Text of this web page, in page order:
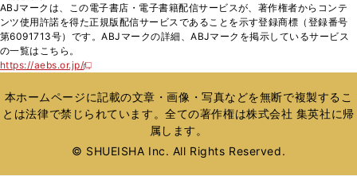
く
ド
ウ
で
ィ
ン
ド
開
く
ABJマークは、この電子書店・電子書籍配信サービスが、著作権者からコンテ
ンツ使用許諾を得た正規版配信サービスであることを示す登録商標（登録番号
第6091713号）です。ABJマークの詳細、ABJマークを掲示しているサービス
の一覧はこちら。
https://aebs.or.jp/
新
い
ウ
ィ
ウ
本ホームページに記載の文章・画像・写真などを無断で複製するこ
とは法律で禁じられています。全ての著作権は株式会社 集英社に帰
属します。
© SHUEISHA Inc. All Rights Reserved.